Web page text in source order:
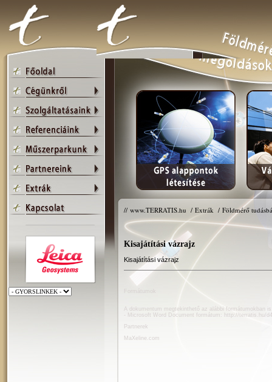
// www.TERRATIS.hu / Extrák / Földmérő
Kisajátítási vázrajz
Kisajátítási vázrajz
A dokumentum megtekinthető az alábbi formátumokban
- Microsoft Word Document formátum:
http://terratis.hu/
Partnerek
MaXeline.com